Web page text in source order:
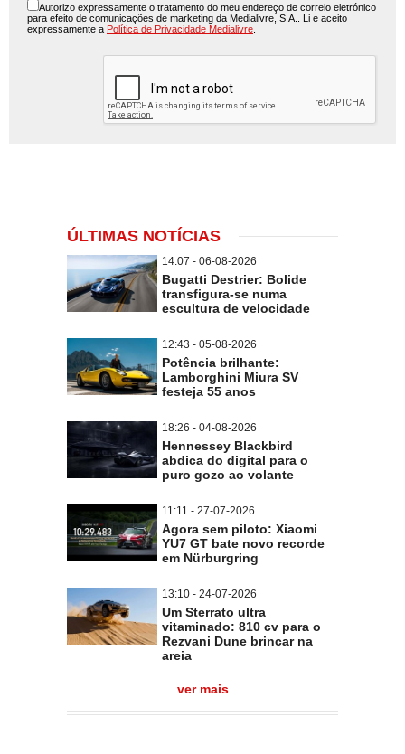
Autorizo expressamente o tratamento do meu endereço de correio eletrónico
para efeito de comunicações de marketing da Medialivre, S.A.. Li e aceito
expressamente a Política de Privacidade Medialivre
ÚLTIMAS NOTÍCIAS
14:07 - 06-08-2026
Bugatti Destrier: Bolide
transfigura-se numa
escultura de velocidade
12:43 - 05-08-2026
Potência brilhante:
Lamborghini Miura SV
festeja 55 anos
18:26 - 04-08-2026
Hennessey Blackbird
abdica do digital para o
puro gozo ao volante
11:11 - 27-07-2026
Agora sem piloto: Xiaomi
YU7 GT bate novo recorde
em Nürburgring
13:10 - 24-07-2026
Um Sterrato ultra
vitaminado: 810 cv para o
Rezvani Dune brincar na
areia
ver mais